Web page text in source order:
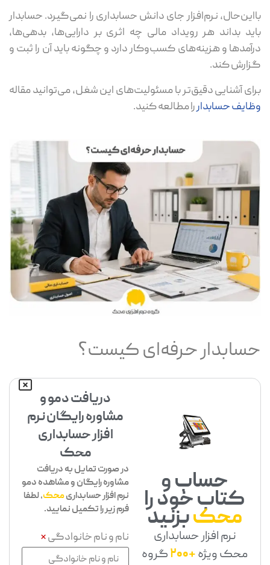
بااین‌حال، نرم‌افزار جای دانش حسابداری را نمی‌گیرد. حسابدار
باید بداند هر رویداد مالی چه اثری بر دارایی‌ها، بدهی‌ها،
درآمدها و هزینه‌های کسب‌وکار دارد و چگونه باید آن را ثبت و
گزارش کند.
برای آشنایی دقیق‌تر با مسئولیت‌های این شغل، می‌توانید مقاله
وظایف حسابداررا مطالعه کنید.
حسابدار حرفه‌ای کیست؟
حساب و
کتاب خود را
محکبزنید
نرم افزار حسابداری
محک ویژه+200
گروه
دریافت دمو و
مشاوره رایگان نرم
افزار حسابداری
محک
در صورت تمایل به دریافت
مشاوره رایگان و مشاهده دمو
نرم افزار حسابداریمحک، لطفا
فرم زیر را تکمیل نمایید.
نام و نام خانوادگی*